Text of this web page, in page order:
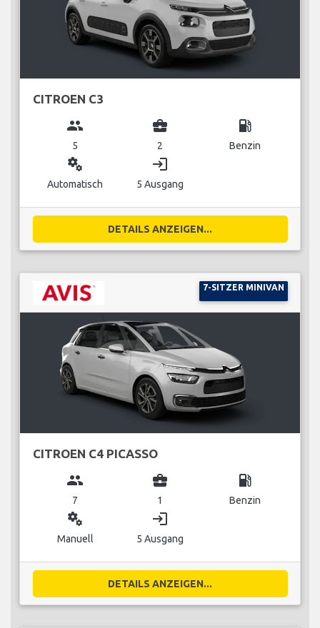
CITROEN C3
group
5
business_center
2
local_gas_station
Benzin
miscellaneous_services
Automatisch
login
5 Ausgang
DETAILS ANZEIGEN...
7-SITZER MINIVAN
CITROEN C4 PICASSO
group
7
business_center
1
local_gas_station
Benzin
miscellaneous_services
Manuell
login
5 Ausgang
DETAILS ANZEIGEN...